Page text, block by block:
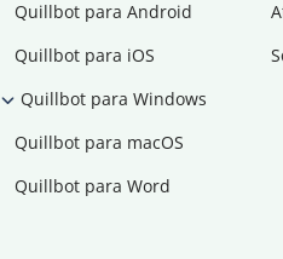
Quillbot para Android
Quillbot para iOS
Quillbot para Windows
Quillbot para macOS
Quillbot para Word